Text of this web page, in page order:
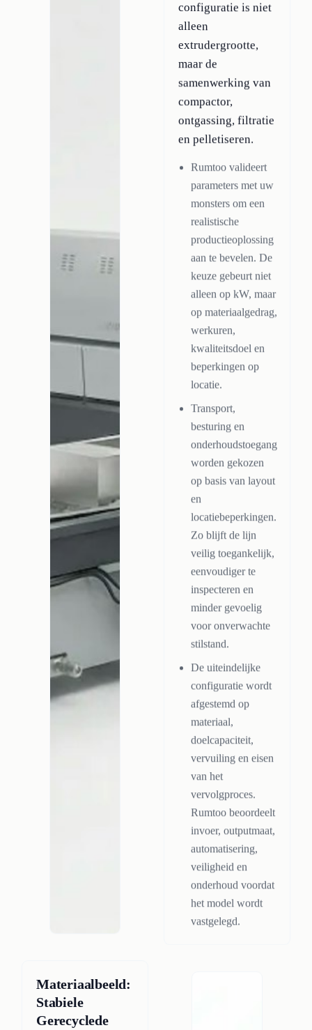
configuratie is niet
alleen
extrudergrootte,
maar de
samenwerking van
compactor,
ontgassing, filtratie
en pelletiseren.
Rumtoo valideert
parameters met uw
monsters om een
realistische
productieoplossing
aan te bevelen. De
keuze gebeurt niet
alleen op kW, maar
op materiaalgedrag,
werkuren,
kwaliteitsdoel en
beperkingen op
locatie.
Transport,
besturing en
onderhoudstoegang
worden gekozen
op basis van layout
en
locatiebeperkingen.
Zo blijft de lijn
veilig toegankelijk,
eenvoudiger te
inspecteren en
minder gevoelig
voor onverwachte
stilstand.
De uiteindelijke
configuratie wordt
afgestemd op
materiaal,
doelcapaciteit,
vervuiling en eisen
van het
vervolgproces.
Rumtoo beoordeelt
invoer, outputmaat,
automatisering,
veiligheid en
onderhoud voordat
het model wordt
vastgelegd.
Materiaalbeeld:
Stabiele
Gerecyclede